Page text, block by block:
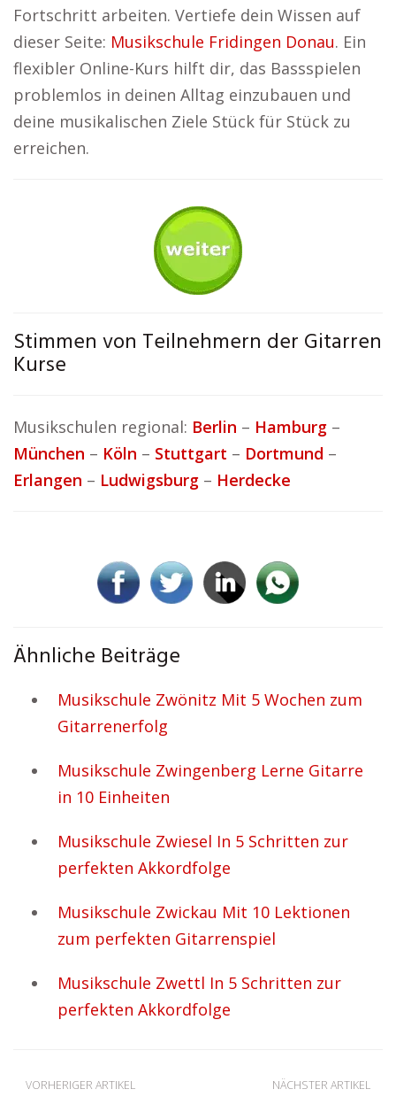
Fortschritt arbeiten. Vertiefe dein Wissen auf
dieser Seite: Musikschule Fridingen Donau. Ein
flexibler Online-Kurs hilft dir, das Bassspielen
problemlos in deinen Alltag einzubauen und
deine musikalischen Ziele Stück für Stück zu
erreichen.
Stimmen von Teilnehmern der Gitarren
Kurse
Musikschulen regional: Berlin – Hamburg –
München – Köln – Stuttgart – Dortmund –
Erlangen – Ludwigsburg – Herdecke
Ähnliche Beiträge
Musikschule Zwönitz Mit 5 Wochen zum
Gitarrenerfolg
Musikschule Zwingenberg Lerne Gitarre
in 10 Einheiten
Musikschule Zwiesel In 5 Schritten zur
perfekten Akkordfolge
Musikschule Zwickau Mit 10 Lektionen
zum perfekten Gitarrenspiel
Musikschule Zwettl In 5 Schritten zur
perfekten Akkordfolge
VORHERIGER ARTIKEL NÄCHSTER ARTIKEL